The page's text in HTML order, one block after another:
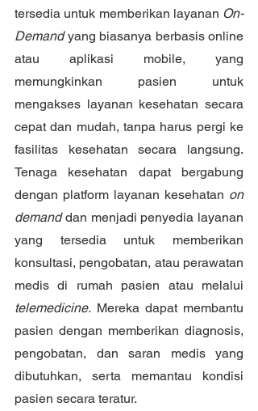
tersedia untuk memberikan layanan On-
Demand yang biasanya berbasis online
atau aplikasi mobile, yang
memungkinkan pasien untuk
mengakses layanan kesehatan secara
cepat dan mudah, tanpa harus pergi ke
fasilitas kesehatan secara langsung.
Tenaga kesehatan dapat bergabung
dengan platform layanan kesehatan on
demand dan menjadi penyedia layanan
yang tersedia untuk memberikan
konsultasi, pengobatan, atau perawatan
telemedicine. Mereka dapat membantu
pasien dengan memberikan diagnosis,
pengobatan, dan saran medis yang
dibutuhkan, serta memantau kondisi
pasien secara teratur.